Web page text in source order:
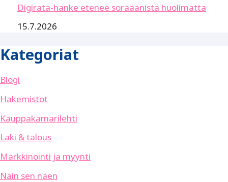
Digirata-hanke etenee soraäänistä huolimatta
15.7.2026
Kategoriat
Blogi
Hakemistot
Kauppakamarilehti
Laki & talous
Markkinointi ja myynti
Näin sen näen